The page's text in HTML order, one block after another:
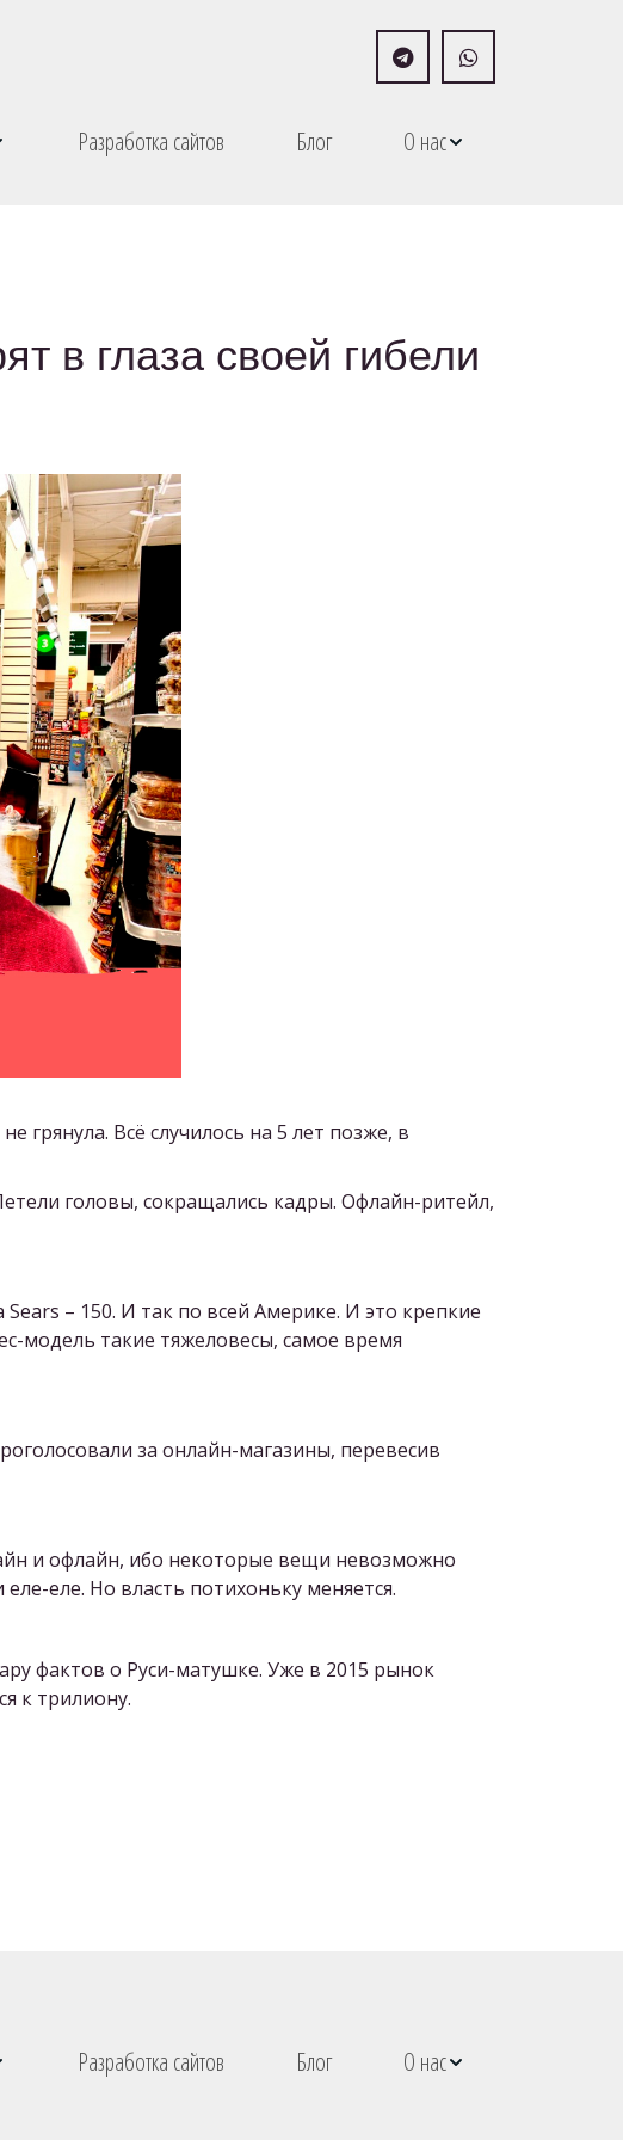
Разработка сайтов Блог О нас
в глаза своей гибели
грянула. Всё случилось на 5 лет позже, в
головы, сокращались кадры. Офлайн-ритейл,
– 150. И так по всей Америке. И это крепкие
модель такие тяжеловесы, самое время
за онлайн-магазины, перевесив
и офлайн, ибо некоторые вещи невозможно
еле. Но власть потихоньку меняется.
фактов о Руси-матушке. Уже в 2015 рынок
к трилиону.
Разработка сайтов Блог О нас